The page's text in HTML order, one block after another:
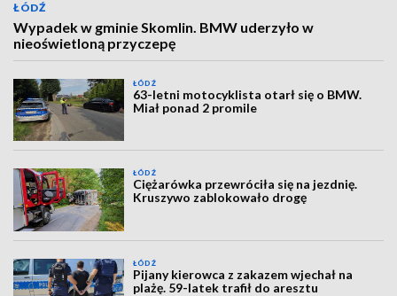
ŁÓDŹ
Wypadek w gminie Skomlin. BMW uderzyło w
nieoświetloną przyczepę
ŁÓDŹ
63-letni motocyklista otarł się o BMW.
Miał ponad 2 promile
ŁÓDŹ
Ciężarówka przewróciła się na jezdnię.
Kruszywo zablokowało drogę
ŁÓDŹ
Pijany kierowca z zakazem wjechał na
plażę. 59-latek trafił do aresztu